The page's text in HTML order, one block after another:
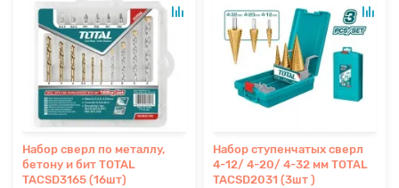
Набор сверл по металлу,
бетону и бит TOTAL
TACSD3165 (16шт)
Набор ступенчатых сверл
4-12/ 4-20/ 4-32 мм TOTAL
TACSD2031 (3шт )